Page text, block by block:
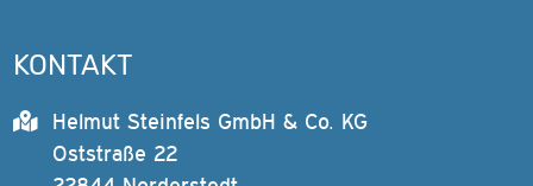
KONTAKT
Helmut Steinfels GmbH & Co. KG
Oststraße 22